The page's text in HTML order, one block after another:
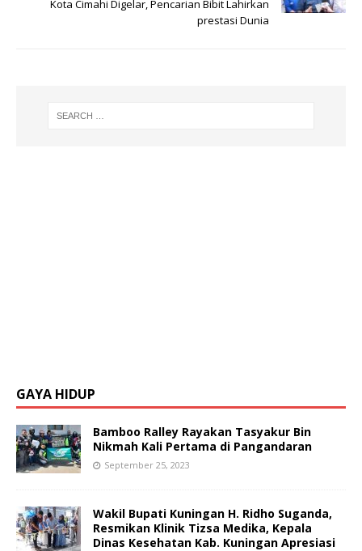
Kota Cimahi Digelar, Pencarian Bibit Lahirkan
prestasi Dunia
GAYA HIDUP
Bamboo Ralley Rayakan Tasyakur Bin
Nikmah Kali Pertama di Pangandaran
September 25, 2023
Wakil Bupati Kuningan H. Ridho Suganda,
Resmikan Klinik Tizsa Medika, Kepala
Dinas Kesehatan Kab. Kuningan Apresiasi